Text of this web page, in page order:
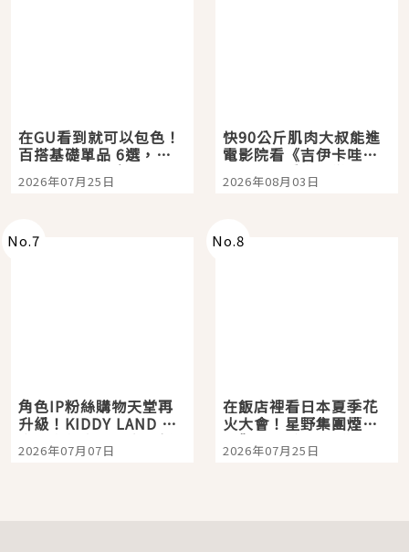
在GU看到就可以包色！
百搭基礎單品 6選，閉
眼全收也不心疼
2026年07月25日
快90公斤肌肉大叔能進
電影院看《吉伊卡哇》
嗎？日本重金屬樂團
「打首」會長與nagano
2026年08月03日
No.7
角色IP粉絲購物天堂再
升級！KIDDY LAND 原
宿店吉伊卡哇迎客，新
開幕 OMOKADO 店3分
2026年07月07日
No.8
在飯店裡看日本夏季花
火大會！星野集團煙火
景觀飯店6選，讓你不用
人擠人悠閒欣賞
2026年07月25日